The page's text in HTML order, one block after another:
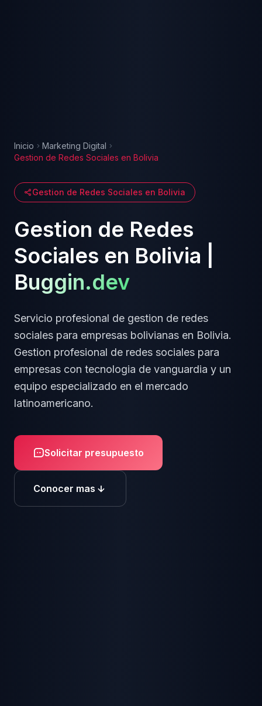
Inicio
Marketing Digital
Gestion de Redes Sociales en Bolivia
Gestion de Redes Sociales en Bolivia
Gestion de Redes
Sociales en Bolivia
Buggin.dev
Servicio profesional de gestion de redes
sociales para empresas bolivianas en Bolivia.
Gestion profesional de redes sociales para
empresas con tecnologia de vanguardia y un
equipo especializado en el mercado
latinoamericano.
Solicitar presupuesto
Conocer mas